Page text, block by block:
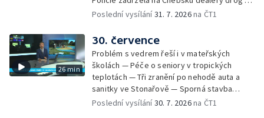
Extrémní nasazení hasičů v Plzeňském kraji
Nový úsek dálnice D3 na jihu Čech —
Dokončení rekonstrukce Americké třídy v
Plzni — Kvůli vedru evidují zdravotníci nárůst
pacientů — Kvalita vody na koupalištích v
Plzni a okolí — Vítání mistra světa Jakuba
Krejčího — Děti riskují při hrách v
opuštěných objektech — Růst české
Poslední vysílání31. 7. 2026na ČT1
26 min
30. července
Problém s vedrem řeší i v mateřských
školách — Péče o seniory v tropických
teplotách — Tři zranění po nehodě auta a
sanitky ve Stonařově — Sporná stavba
náměstkyně hejtmana jde k zemi — Vidická
Poslední vysílání30. 7. 2026na ČT1